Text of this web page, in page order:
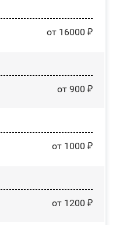
от 16000 ₽
от 900 ₽
от 1000 ₽
от 1200 ₽